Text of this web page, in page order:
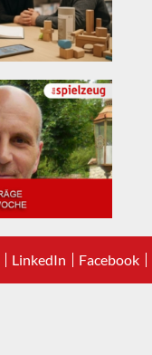
LinkedIn Facebook